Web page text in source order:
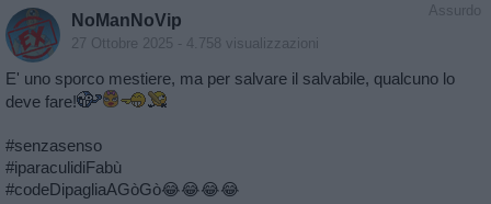
Assurdo
NoManNoVip
27 Ottobre 2025 - 4.758 visualizzazioni
E' uno sporco mestiere, ma per salvare il salvabile, qualcuno lo
deve fare!
#senzasenso
#iparaculidiFabù
#codeDipagliaAGòGò😂😂😂😂